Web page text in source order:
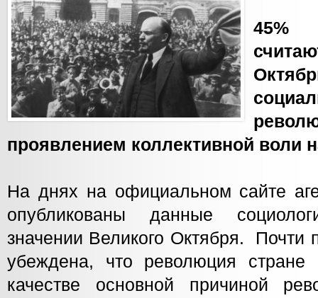
45%
проявлением коллективной воли
На днях на официальном сайте
опубликованы данные
значении Великого Октября. Почти
убеждена, что революция
качестве основной причиной